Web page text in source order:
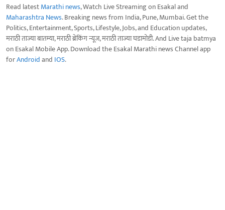
Read latestMarathi news, Watch Live Streaming on Esakal and
Maharashtra News. Breaking news from India, Pune, Mumbai. Get the
Politics, Entertainment, Sports, Lifestyle, Jobs, and Education updates,
मराठी ताज्या बातम्या, मराठी ब्रेकिंग न्यूज, मराठी ताज्या घडामोडी. And Live taja batmya
on Esakal Mobile App. Download the Esakal Marathi news Channel app
forAndroidand IOS.